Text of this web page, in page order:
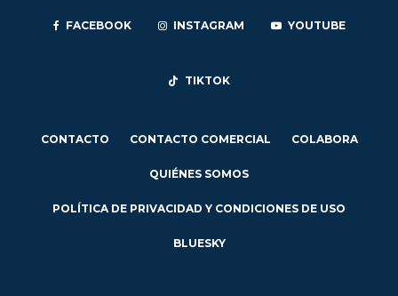
FACEBOOK INSTAGRAM YOUTUBE
TIKTOK
CONTACTO CONTACTO COMERCIAL COLABORA
QUIÉNES SOMOS
POLÍTICA DE PRIVACIDAD Y CONDICIONES DE USO
BLUESKY